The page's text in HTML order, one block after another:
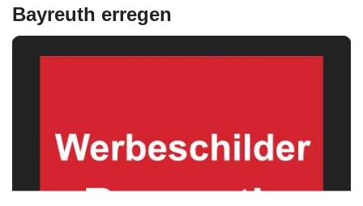
Bayreuth erregen